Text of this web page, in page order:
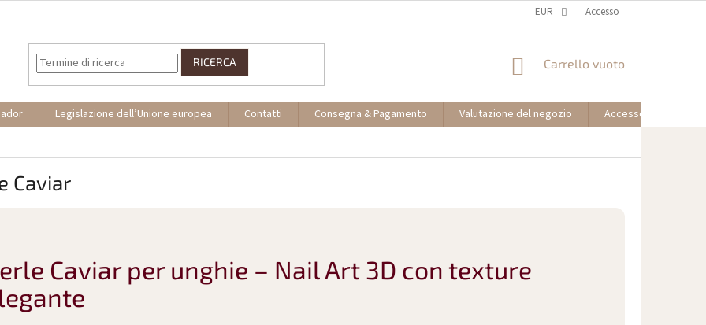
EUR Accesso
RICERCA
CARRELLO
SPESA
Carrello vuoto
Legislazione dell’Unione europea Contatti Consegna & Pagamento Valutazione del negozio
Accesso partner
Caviar
Caviar per unghie – Nail Art 3D con texture